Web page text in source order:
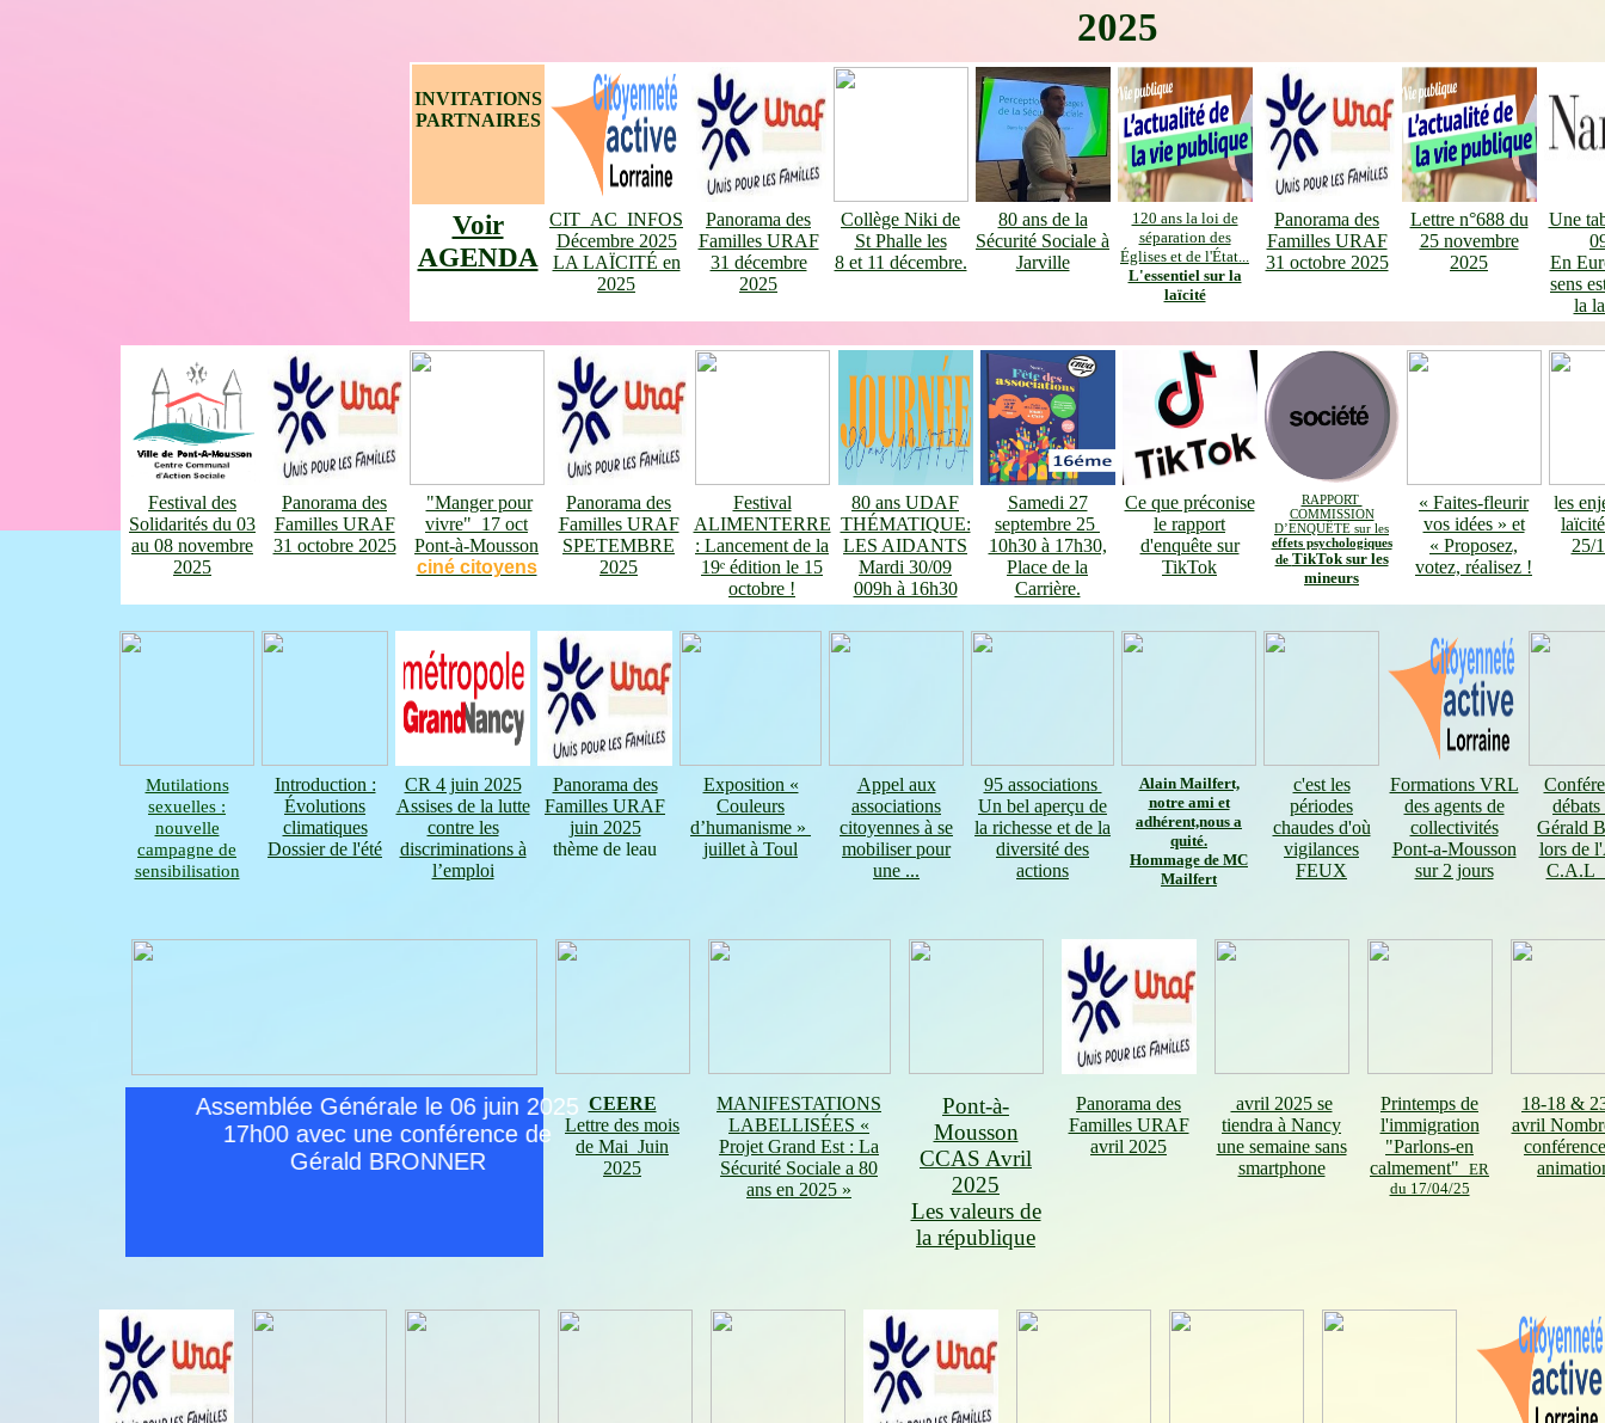
2025
INVITATIONS
PARTNAIRES
Voir
AGENDA
CIT_AC_INFOS
Décembre 2025
LA LAÏCITÉ en
2025
Panorama des
Familles URAF
31 décembre
2025
Collège Niki de
St Phalle les
8 et 11 décembre.
80 ans de la
Sécurité Sociale à
Jarville
120 ans la loi de
séparation des
Églises et de l'État...
L'essentiel sur la
laïcité
Panorama des
Familles URAF
31 octobre 2025
Lettre n°688 du
25 novembre
2025
Une
En
sens
la
Festival des
Solidarités du 03
au 08 novembre
2025
Panorama des
Familles URAF
31 octobre 2025
"Manger pour
vivre" 17 oct
Pont-à-Mousson
ciné citoyens
Panorama des
Familles URAF
SPETEMBRE
2025
Festival
ALIMENTERRE
: Lancement de la
19ᵉ édition le 15
octobre !
80 ans UDAF
THÉMATIQUE:
LES AIDANTS
Mardi 30/09
009h à 16h30
Samedi 27
septembre 25
10h30 à 17h30,
Place de la
Carrière.
Ce que préconise
le rapport
d'enquête sur
TikTok
RAPPORT
COMMISSION
D’ENQUÊTE sur les
effets psychologiques
de TikTok sur les
mineurs
« Faites-fleurir
vos idées » et
« Proposez,
votez, réalisez !
les
25/
Mutilations
sexuelles :
nouvelle
campagne de
sensibilisation
Introduction :
Évolutions
climatiques
Dossier de l'été
CR 4 juin 2025
Assises de la lutte
contre les
discriminations à
l’emploi
Panorama des
Familles URAF
juin 2025
thème de leau
Exposition «
Couleurs
d’humanisme »
juillet à Toul
Appel aux
associations
citoyennes à se
mobiliser pour
une ...
95 associations
Un bel aperçu de
la richesse et de la
diversité des
actions
Alain Mailfert,
notre ami et
adhérent,nous a
quité.
Hommage de MC
Mailfert
c'est les
périodes
chaudes d'où
vigilances
FEUX
Formations VRL
des agents de
collectivités
Pont-a-Mousson
sur 2 jours
débats
Gérald
lors de
C.A.L
Assemblée Générale le 06 juin 2025
17h00 avec une conférence de
Gérald BRONNER
CEERE
Lettre des mois
de Mai Juin
2025
MANIFESTATIONS
LABELLISÉES «
Projet Grand Est : La
Sécurité Sociale a 80
ans en 2025 »
Pont-à-
Mousson
CCAS Avril
2025
Les valeurs de
la république
Panorama des
Familles URAF
avril 2025
avril 2025 se
tiendra à Nancy
une semaine sans
smartphone
Printemps de
l'immigration
"Parlons-en
calmement" ER
du 17/04/25
18-18 &
avril